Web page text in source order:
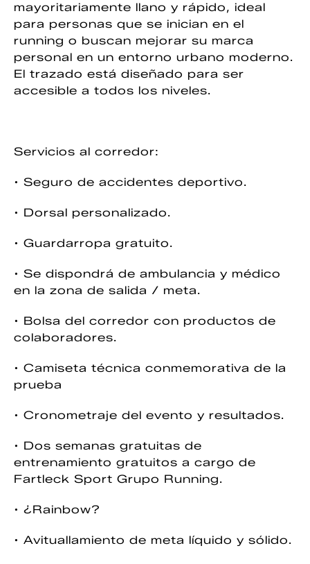
mayoritariamente llano y rápido, ideal
para personas que se inician en el
running o buscan mejorar su marca
personal en un entorno urbano moderno.
El trazado está diseñado para ser
accesible a todos los niveles.
Servicios al corredor:
• Seguro de accidentes deportivo.
• Dorsal personalizado.
• Guardarropa gratuito.
• Se dispondrá de ambulancia y médico
en la zona de salida / meta.
• Bolsa del corredor con productos de
colaboradores.
• Camiseta técnica conmemorativa de la
prueba
• Cronometraje del evento y resultados.
• Dos semanas gratuitas de
entrenamiento gratuitos a cargo de
Fartleck Sport Grupo Running.
• ¿Rainbow?
• Avituallamiento de meta líquido y sólido.